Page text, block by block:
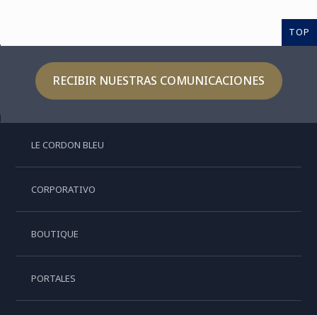
TOP
RECIBIR NUESTRAS COMUNICACIONES
LE CORDON BLEU
CORPORATIVO
BOUTIQUE
PORTALES